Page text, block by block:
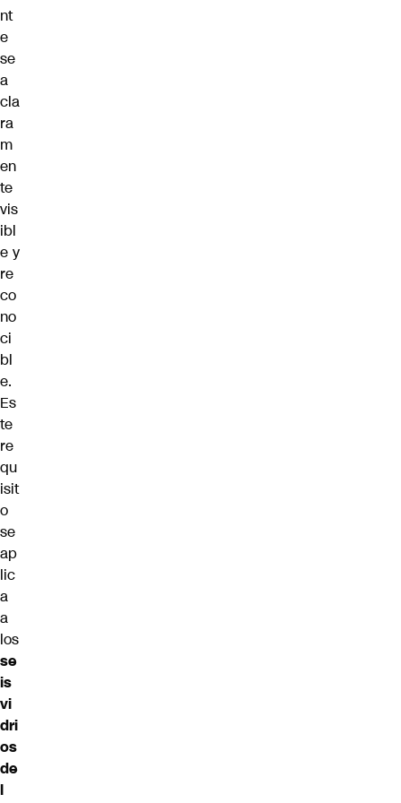
nt
e
se
a
cla
ra
m
en
te
vis
ibl
e y
re
co
no
ci
bl
e.
Es
te
re
qu
isit
o
se
ap
lic
a
a
los
se
is
vi
dri
os
de
l